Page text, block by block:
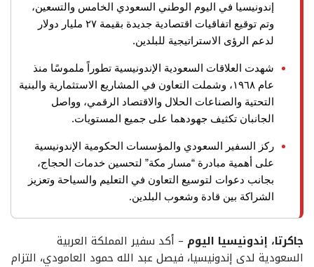
إندونيسيا في اليوم الوطني السعودي الخامس والتسعين،
وتم توقيع اتفاقيات اقتصادية جديدة بقيمة ٢٧ مليار دولار
لدعم الرؤى الاستراتيجية للبلدين.
شهدت العلاقات السعودية الإندونيسية تطوراً ملموسًا منذ
عام ١٩٦٨، وشملت التعاون في المشاريع الاستثمارية والبنية
التحتية والصناعات الحلال والاقتصاد الرقمي، وواصل
الجانبان تكثيف جهودهما على جميع المستويات.
ركز السفير السعودي والمؤسسات الحكومية الإندونيسية
على أهمية مبادرة “مسار مكة” لتحسين خدمات الحجاج،
بجانب دعوات لتوسيع التعاون في التعليم والسياحة وتعزيز
الشراكة بين قادة وشعوب البلدين.
جاكرتا، إندونيسيا اليوم – أكد سفير المملكة العربية
السعودية لدى إندونيسيا، فيصل عبد الله حمود العامودي، التزام